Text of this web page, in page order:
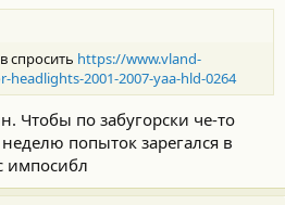
спросить https://www.vland-
2001-2007-yaa-hld-0264
Чтобы по забугорски че-то
попыток зарегался в
импосибл